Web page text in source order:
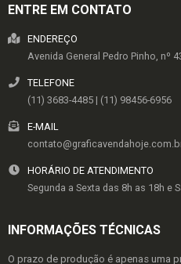
ENTRE EM CONTATO
ENDEREÇO
Avenida General Pedro Pinho, nº
TELEFONE
(11) 3683-4485 | (11) 98456-6956
E-MAIL
HORÁRIO DE ATENDIMENTO
Segunda a Sexta das 8h as 18h e
INFORMAÇÕES TÉCNICAS
O prazo de produção é apenas uma